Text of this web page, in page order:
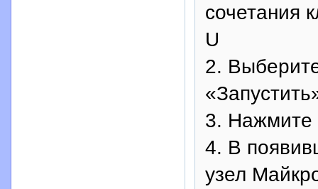
сочетания
U
2.
3. Нажмите
4. В
узел